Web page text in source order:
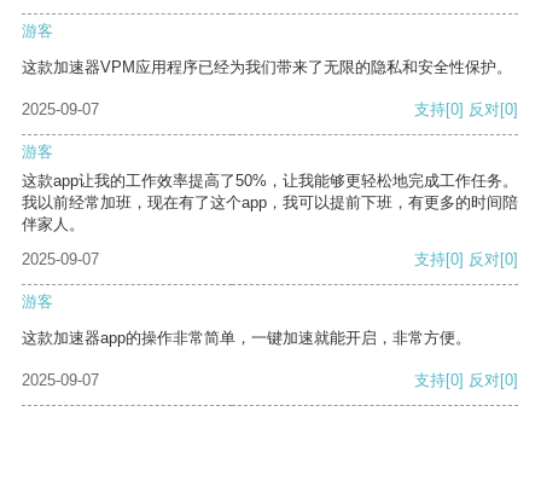
游客
这款加速器VPM应用程序已经为我们带来了无限的隐私和安全性保护。
2025-09-07 支持[0] 反对[0]
游客
这款app让我的工作效率提高了50%，让我能够更轻松地完成工作任务。
我以前经常加班，现在有了这个app，我可以提前下班，有更多的时间陪
伴家人。
2025-09-07
支持[0] 反对[0]
游客
这款加速器app的操作非常简单，一键加速就能开启，非常方便。
2025-09-07 支持[0] 反对[0]